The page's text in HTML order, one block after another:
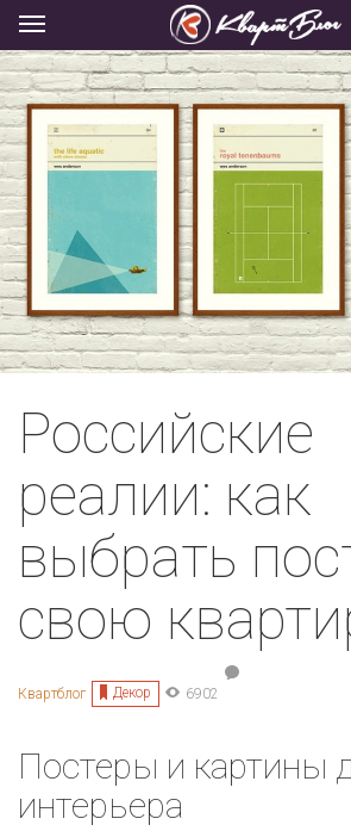
Российские
реалии: как
выбрать
свою
Квартблог Декор 6902
Постеры и картины
интерьера